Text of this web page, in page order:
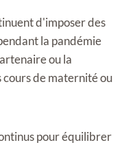
d'imposer des
la pandémie
ou la
de maternité ou
pour équilibrer